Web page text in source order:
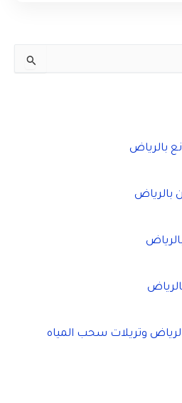
بالرياض
بالرياض
وتريلات سحب المياه